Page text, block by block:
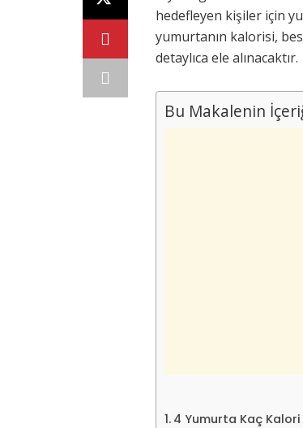
hedefleyen kişiler için
yumurtanın kalorisi,
detaylıca ele alınacaktır.
Bu Makalenin
4 Yumurta Kaç Kalori